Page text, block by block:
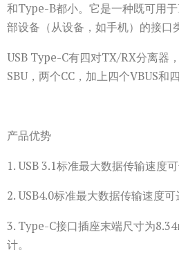
和Type-B都小。它是一种既可用
部设备（从设备，如手机）的接口
USB Type-C有四对TX/RX分离器
SBU，两个CC，加上四个VBUS和
产品优势
1. USB 3.1标准最大数据传输速度
2. USB4.0标准最大数据传输速度可
3. Type-C接口插座末端尺寸为
计。